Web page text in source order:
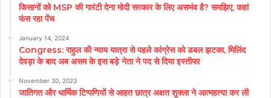
किसानों को MSP की गारंटी देना मोदी सरकार के लिए असभंव है? समझिए, कहां
फंस रहा पेंच
January 14, 2024
Congress: राहुल की न्याय यात्रा से पहले कांग्रेस को डबल झटका, मिलिंद
देवड़ा के बाद अब असम के इस बड़े नेता ने पद से दिया इस्तीफा
November 30, 2023
जातिगत और धार्मिक टिप्पणियों से आहत छात्र अक्षत शुक्ला ने आत्महत्या कर ली